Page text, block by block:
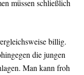
müssen schließlich
billig.
die jungen
Man kann froh